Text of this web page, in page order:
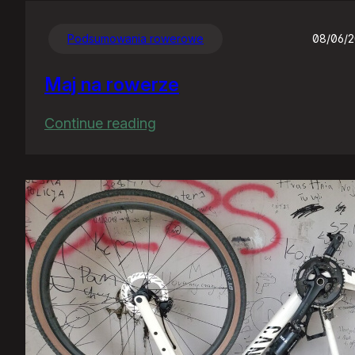
Podsumowania rowerowe 08/06/
Maj na rowerze
Continue reading
rowerze